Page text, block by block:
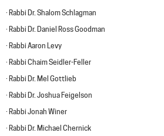
· Rabbi Dr. Shalom Schlagman
· Rabbi Dr. Daniel Ross Goodman
· Rabbi Aaron Levy
· Rabbi Chaim Seidler-Feller
· Rabbi Dr. Mel Gottlieb
· Rabbi Dr. Joshua Feigelson
· Rabbi Jonah Winer
· Rabbi Dr. Michael Chernick